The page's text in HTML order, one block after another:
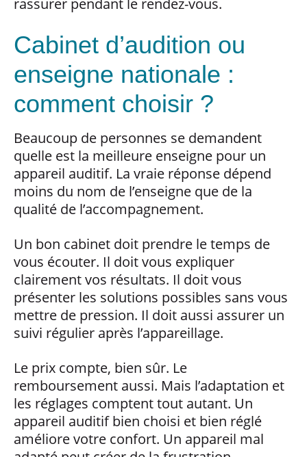
Cabinet d’audition ou
enseigne nationale :
comment choisir ?
Beaucoup de personnes se demandent
quelle est la meilleure enseigne pour un
appareil auditif. La vraie réponse dépend
moins du nom de l’enseigne que de la
qualité de l’accompagnement.
Un bon cabinet doit prendre le temps de
vous écouter. Il doit vous expliquer
clairement vos résultats. Il doit vous
présenter les solutions possibles sans vous
mettre de pression. Il doit aussi assurer un
suivi régulier après l’appareillage.
Le prix compte, bien sûr. Le
remboursement aussi. Mais l’adaptation et
les réglages comptent tout autant. Un
appareil auditif bien choisi et bien réglé
améliore votre confort. Un appareil mal